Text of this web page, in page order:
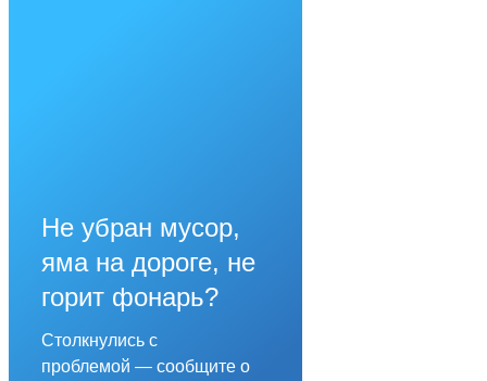
Не убран мусор,
яма на дороге, не
горит фонарь?
Столкнулись с
проблемой — сообщите о